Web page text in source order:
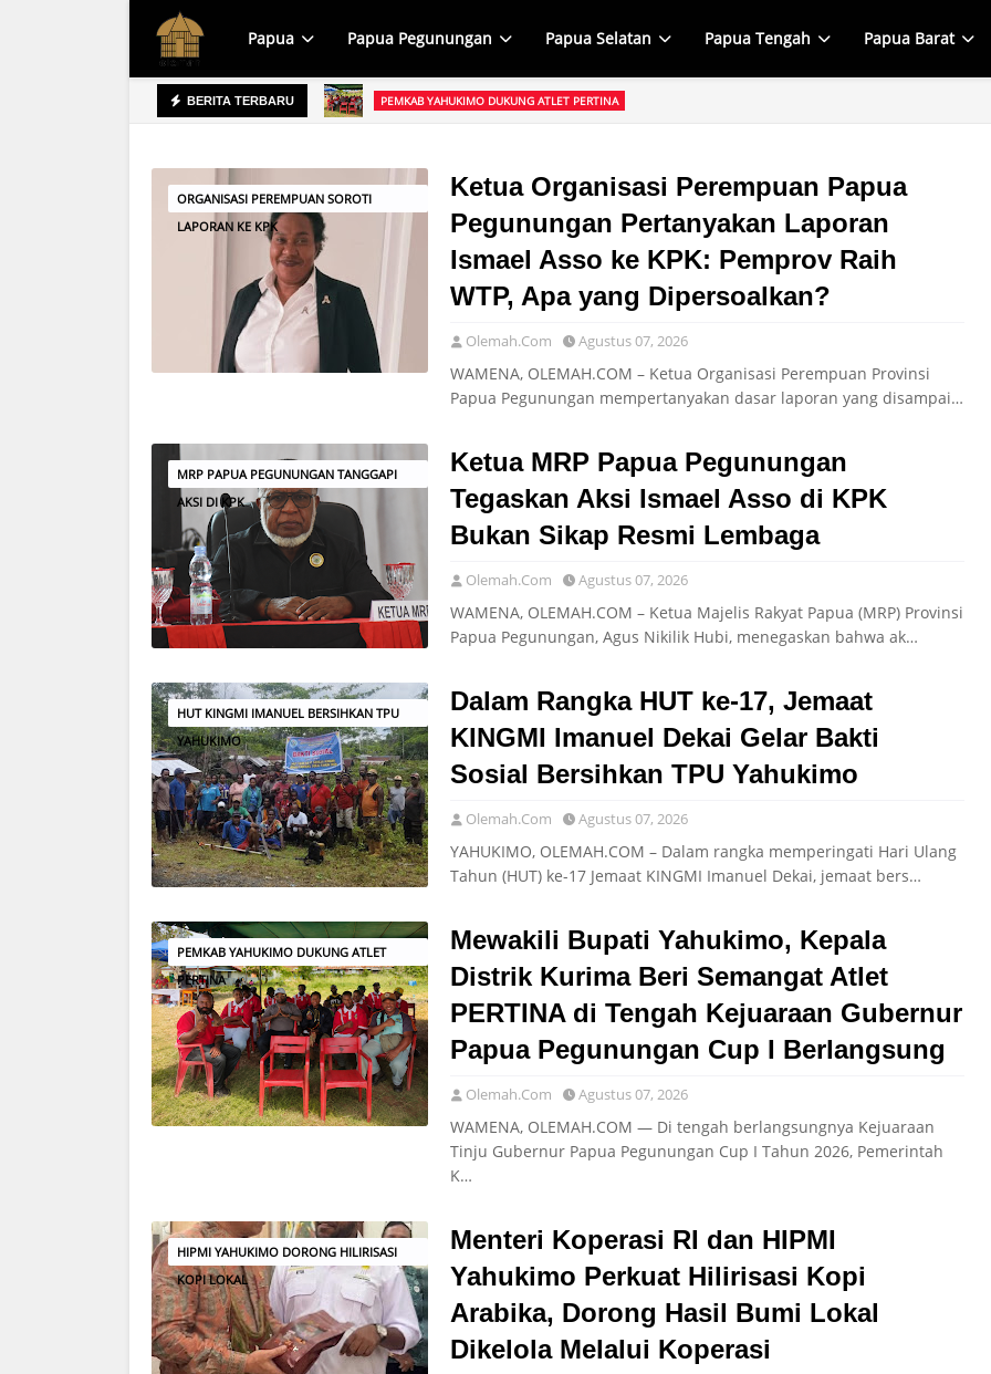
Papua Papua Pegunungan Papua Selatan Papua Tengah Papua Barat
BERITA TERBARU
Gelar Bakti Sosial Bersihkan TPU Yahukimo PEMKAB YAHUKIMO DUKUNG ATLET PERTINA
ORGANISASI PEREMPUAN SOROTI
LAPORAN KE KPK
Ketua Organisasi Perempuan Papua
Pegunungan Pertanyakan Laporan
Ismael Asso ke KPK: Pemprov Raih
WTP, Apa yang Dipersoalkan?
Olemah.Com Agustus 07, 2026
WAMENA, OLEMAH.COM – Ketua Organisasi Perempuan Provinsi
Papua Pegunungan mempertanyakan dasar laporan yang disampai…
MRP PAPUA PEGUNUNGAN TANGGAPI
AKSI DI KPK
Ketua MRP Papua Pegunungan
Tegaskan Aksi Ismael Asso di KPK
Bukan Sikap Resmi Lembaga
Olemah.Com Agustus 07, 2026
WAMENA, OLEMAH.COM – Ketua Majelis Rakyat Papua (MRP) Provinsi
Papua Pegunungan, Agus Nikilik Hubi, menegaskan bahwa ak…
HUT KINGMI IMANUEL BERSIHKAN TPU
YAHUKIMO
Dalam Rangka HUT ke-17, Jemaat
KINGMI Imanuel Dekai Gelar Bakti
Sosial Bersihkan TPU Yahukimo
Olemah.Com Agustus 07, 2026
YAHUKIMO, OLEMAH.COM – Dalam rangka memperingati Hari Ulang
Tahun (HUT) ke-17 Jemaat KINGMI Imanuel Dekai, jemaat bers…
PEMKAB YAHUKIMO DUKUNG ATLET
PERTINA
Mewakili Bupati Yahukimo, Kepala
Distrik Kurima Beri Semangat Atlet
PERTINA di Tengah Kejuaraan Gubernur
Papua Pegunungan Cup I Berlangsung
Olemah.Com Agustus 07, 2026
WAMENA, OLEMAH.COM — Di tengah berlangsungnya Kejuaraan
Tinju Gubernur Papua Pegunungan Cup I Tahun 2026, Pemerintah
K…
HIPMI YAHUKIMO DORONG HILIRISASI
KOPI LOKAL
Menteri Koperasi RI dan HIPMI
Yahukimo Perkuat Hilirisasi Kopi
Arabika, Dorong Hasil Bumi Lokal
Dikelola Melalui Koperasi